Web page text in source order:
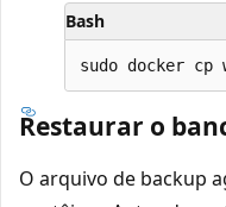
Bash
Restaurar o
O arquivo de backup